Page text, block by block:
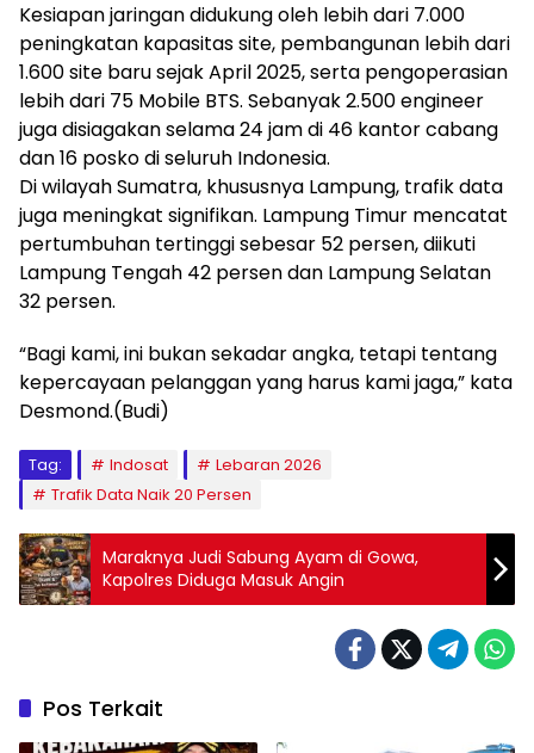
Kesiapan jaringan didukung oleh lebih dari 7.000
peningkatan kapasitas site, pembangunan lebih dari
1.600 site baru sejak April 2025, serta pengoperasian
lebih dari 75 Mobile BTS. Sebanyak 2.500 engineer
juga disiagakan selama 24 jam di 46 kantor cabang
dan 16 posko di seluruh Indonesia.
Di wilayah Sumatra, khususnya Lampung, trafik data
juga meningkat signifikan. Lampung Timur mencatat
pertumbuhan tertinggi sebesar 52 persen, diikuti
Lampung Tengah 42 persen dan Lampung Selatan
32 persen.
“Bagi kami, ini bukan sekadar angka, tetapi tentang
kepercayaan pelanggan yang harus kami jaga,” kata
Desmond.(Budi)
Tag: Indosat
Lebaran 2026
Trafik Data Naik 20 Persen
Maraknya Judi Sabung Ayam di Gowa,
Kapolres Diduga Masuk Angin
Pos Terkait